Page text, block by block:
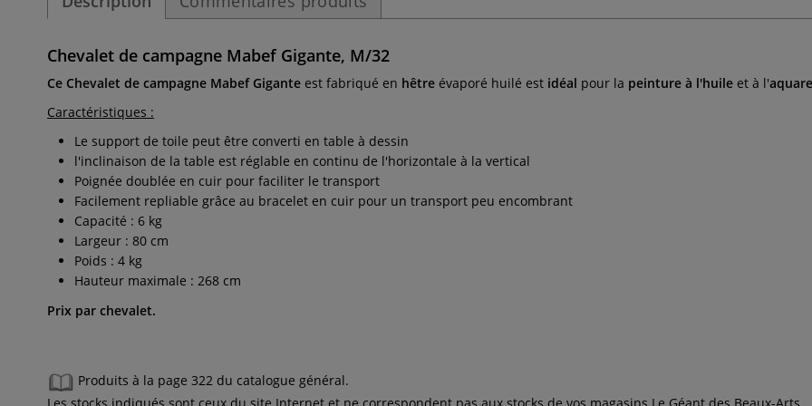
Chevalet de campagne Mabef Gigante, M/32
Ce Chevalet de campagne Mabef Gigante est fabriqué en hêtre évaporé huilé est idéal pour la peinture à l'huile et à l'
Caractéristiques :
Le support de toile peut être converti en table à dessin
l'inclinaison de la table est réglable en continu de l'horizontale à la vertical
Poignée doublée en cuir pour faciliter le transport
Facilement repliable grâce au bracelet en cuir pour un transport peu encombrant
Capacité : 6 kg
Largeur : 80 cm
Poids : 4 kg
Hauteur maximale : 268 cm
Prix par chevalet.
Produits à la page 322 du catalogue général.